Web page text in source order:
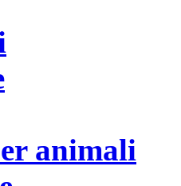
animali